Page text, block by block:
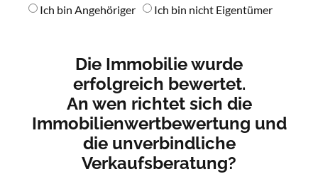
Ich bin Angehöriger
Ich bin nicht Eigentümer
Die Immobilie wurde
erfolgreich bewertet.
An wen richtet sich die
Immobilienwertbewertung und
die unverbindliche
Verkaufsberatung?